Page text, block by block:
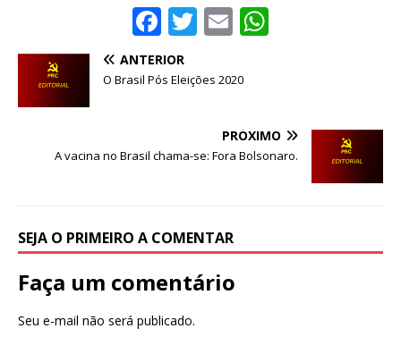
F
a
c
o
T
it
E
ai
A
p
ANTERIOR
O Brasil Pós Eleições 2020
PRÓXIMO
A vacina no Brasil chama-se: Fora Bolsonaro.
SEJA O PRIMEIRO A COMENTAR
Faça um comentário
Seu e-mail não será publicado.